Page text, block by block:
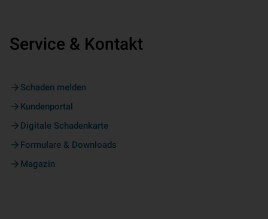
Service & Kontakt
Schaden melden
Kundenportal
Digitale Schadenkarte
Formulare & Downloads
Magazin